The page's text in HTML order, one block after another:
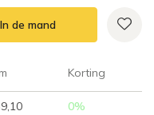
In de mand
Korting
0%